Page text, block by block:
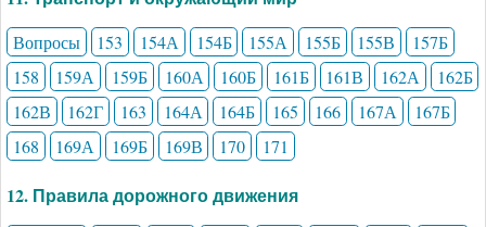
Вопросы 153 154А 154Б 155А 155Б 155В
157Б
158
159А 159Б 160А 160Б 161Б 161В 162А
162Б
162В
162Г 163 164А 164Б 165 166 167А
167Б
168
169А 169Б 169В 170 171
12. Правила дорожного движения